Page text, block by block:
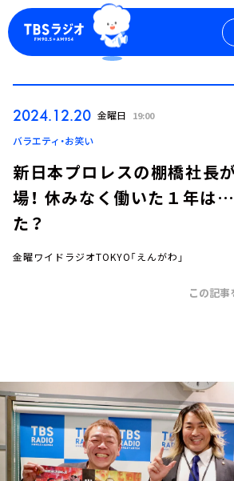
ログイン
イベント・グッズ
YouTube
会社情報
2024.12.20 金曜日 19:00
バラエティ・お笑い
新日本プロレスの棚橋社長
場！ 休みなく働いた１年は
た？
金曜ワイドラジオTOKYO「えんがわ」
この記事